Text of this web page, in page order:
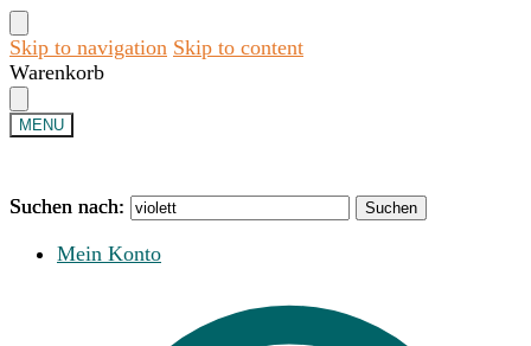
Skip to navigation Skip to content
Warenkorb
MENU
Suchen nach: Suchen
Mein Konto
Suchen nach: Suchen